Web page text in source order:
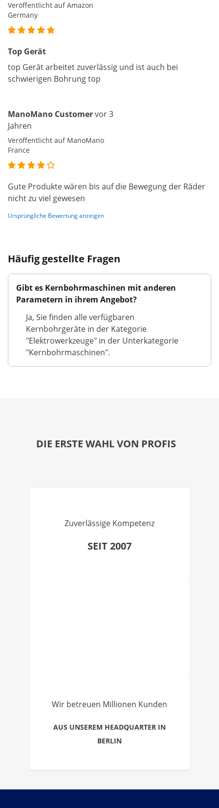
Veröffentlicht auf Amazon
Germany
Top Gerät
top Gerät arbeitet zuverlässig und ist auch bei
schwierigen Bohrung top
ManoMano Customervor 3
Jahren
Veröffentlicht auf ManoMano
France
Gute Produkte wären bis auf die Bewegung der Räder
nicht zu viel gewesen
Ursprüngliche Bewertung anzeigen
Häufig gestellte Fragen
Gibt es Kernbohrmaschinen mit anderen
Parametern in ihrem Angebot?
Ja, Sie finden alle verfügbaren
Kernbohrgeräte in der Kategorie
"Elektrowerkzeuge" in der Unterkategorie
"Kernbohrmaschinen".
DIE ERSTE WAHL VON PROFIS
Zuverlässige Kompetenz
SEIT 2007
Wir betreuen Millionen Kunden
AUS UNSEREM HEADQUARTER IN
BERLIN